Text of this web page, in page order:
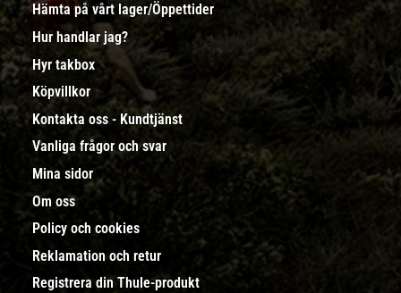
Hämta på vårt lager/Öppettider
Hur handlar jag?
Hyr takbox
Köpvillkor
Kontakta oss - Kundtjänst
Vanliga frågor och svar
Mina sidor
Om oss
Policy och cookies
Reklamation och retur
Registrera din Thule-produkt